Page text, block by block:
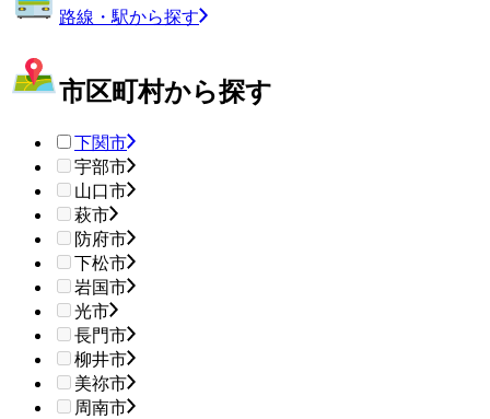
路線・駅から探す
市区町村から探す
下関市
宇部市
山口市
萩市
防府市
下松市
岩国市
光市
長門市
柳井市
美祢市
周南市